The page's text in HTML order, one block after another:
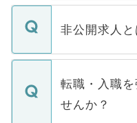
ご登録いただ
登録内容を確
ます。通常、5
いただきます
非公開求人
マイナビ
うち約3割は、
けない「非公
下記の理由に
転職・入職
せんか？